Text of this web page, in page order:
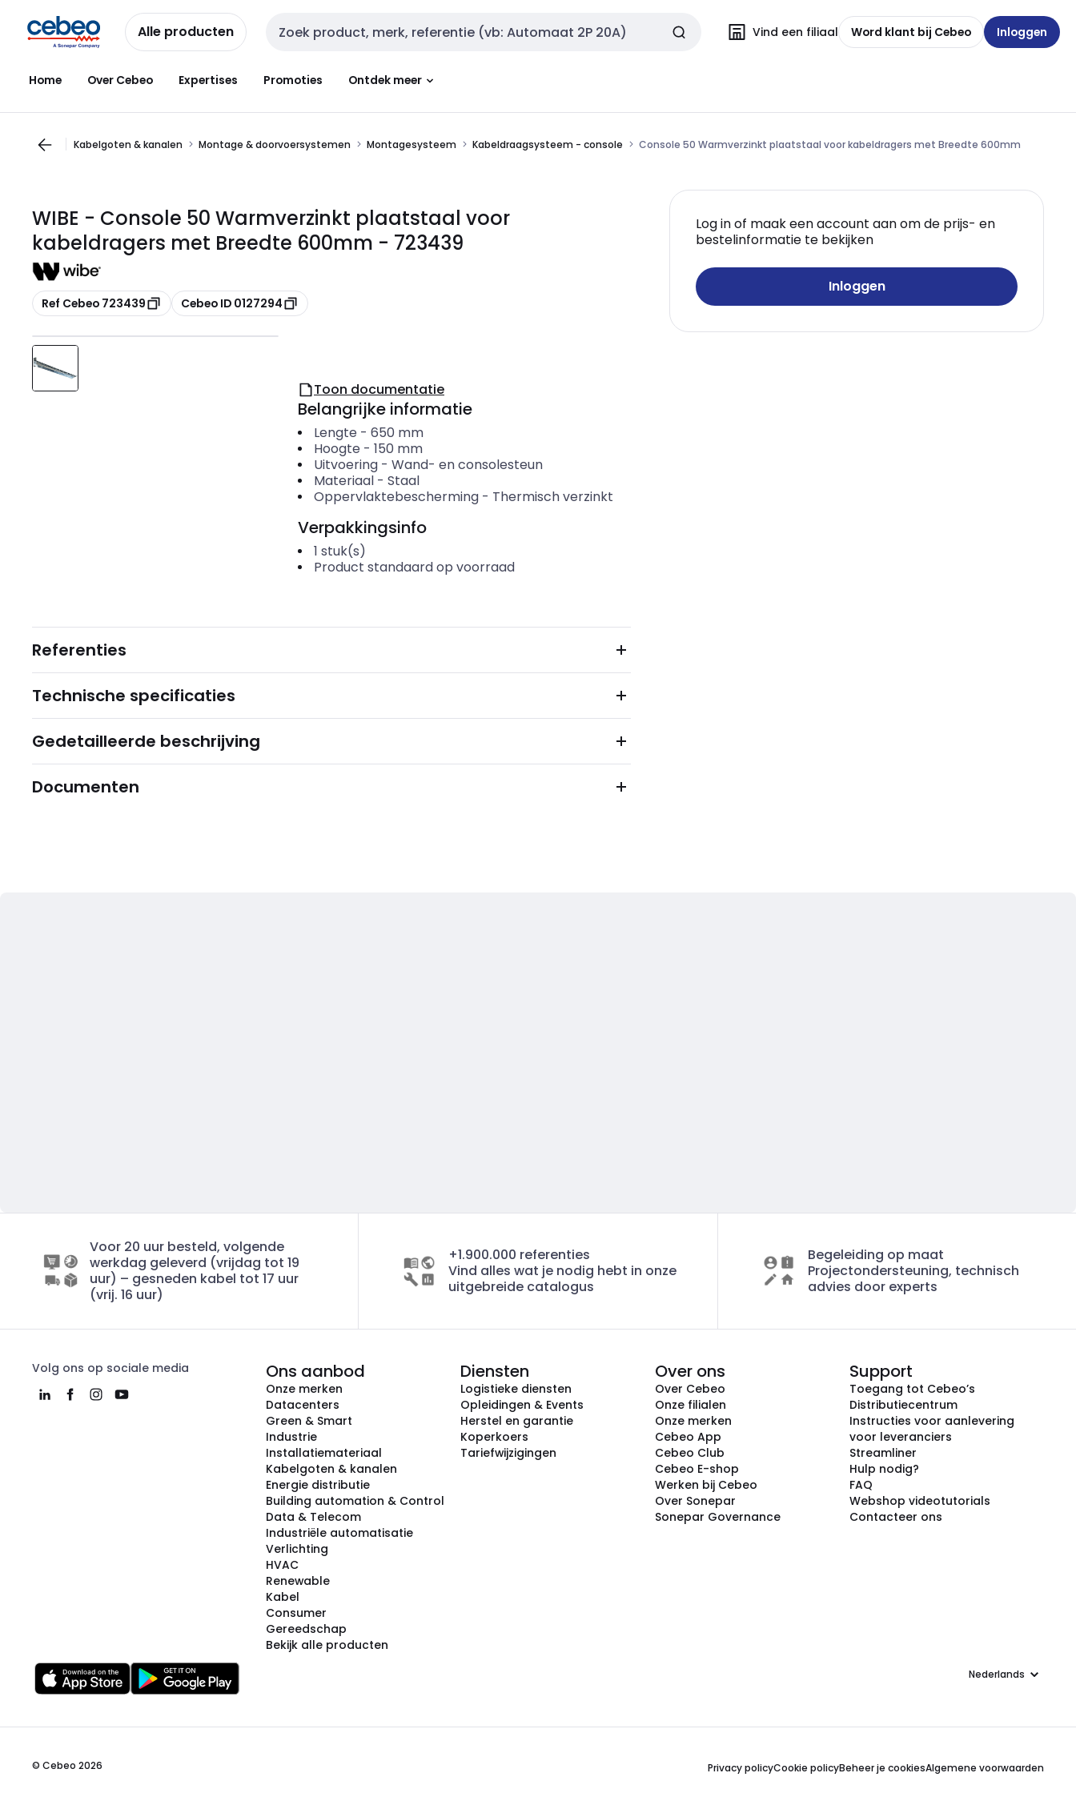
naar
navigatie
naar
inhoud
Alle producten Zoekveld invoer Vind een filiaal Word klant bij Cebeo Inloggen
Home Over Cebeo Expertises Promoties Ontdek meer
Kabelgoten & kanalen Montage & doorvoersystemen Montagesysteem Kabeldraagsysteem - console Console 50 Warmverzinkt plaatstaal voor kabeldragers met Breedte 600mm
WIBE - Console 50 Warmverzinkt plaatstaal voor
kabeldragers met Breedte 600mm - 723439
Kopiëren
Ref Cebeo 723439 Kopiëren
Cebeo ID 0127294
Log in of maak een account aan om de prijs- en
bestelinformatie te bekijken
Inloggen
Toon documentatie
Belangrijke informatie
Lengte - 650 mm
Hoogte - 150 mm
Uitvoering- Wand- en consolesteun
Materiaal- Staal
Oppervlaktebescherming- Thermisch verzinkt
Verpakkingsinfo
1 stuk(s)
Product standaard op voorraad
Referenties
Technische specificaties
Gedetailleerde beschrijving
Documenten
Voor 20 uur besteld, volgende
werkdag geleverd (vrijdag tot 19
uur) – gesneden kabel tot 17 uur
(vrij. 16 uur)
+1.900.000 referenties
Vind alles wat je nodig hebt in onze
uitgebreide catalogus
Begeleiding op maat
Projectondersteuning, technisch
advies door experts
Volg ons op sociale media Ons aanbod
Onze merken
Datacenters
Green & Smart
Industrie
Installatiemateriaal
Kabelgoten & kanalen
Energie distributie
Building automation & Control
Data & Telecom
Industriële automatisatie
Verlichting
HVAC
Renewable
Kabel
Consumer
Gereedschap
Bekijk alle producten
Diensten
Logistieke diensten
Opleidingen & Events
Herstel en garantie
Koperkoers
Tariefwijzigingen
Over ons
Over Cebeo
Onze filialen
Onze merken
Cebeo App
Cebeo Club
Cebeo E-shop
Werken bij Cebeo
Over Sonepar
Sonepar Governance
Support
Toegang tot Cebeo’s
Distributiecentrum
Instructies voor aanlevering
voor leveranciers
Streamliner
Hulp nodig?
FAQ
Webshop videotutorials
Contacteer ons
Taal
© Cebeo 2026 Privacy policyCookie policyBeheer je cookiesAlgemene voorwaarden